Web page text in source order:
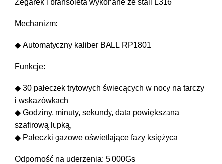
Zegarek i bransoleta wykonane ze stali L316
Mechanizm:
◆ Automatyczny kaliber BALL RP1801
Funkcje:
◆ 30 pałeczek trytowych świecących w nocy na tarczy
i wskazówkach
◆ Godziny, minuty, sekundy, data powiększana
szafirową lupką,
◆ Pałeczki gazowe oświetlające fazy księżyca
Odporność na uderzenia: 5.000Gs